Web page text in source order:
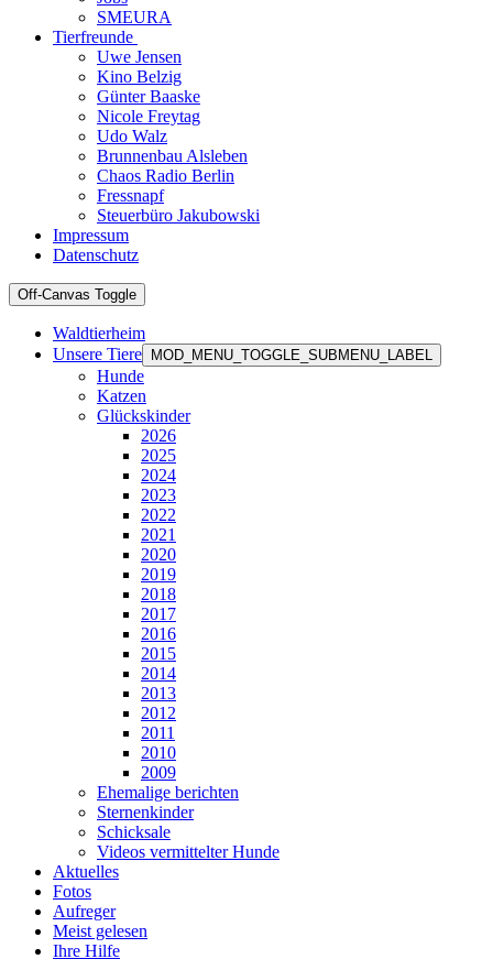
SMEURA
Tierfreunde
Uwe Jensen
Kino Belzig
Günter Baaske
Nicole Freytag
Udo Walz
Brunnenbau Alsleben
Chaos Radio Berlin
Fressnapf
Steuerbüro Jakubowski
Impressum
Datenschutz
Off-Canvas Toggle
Waldtierheim
Unsere Tiere
MOD_MENU_TOGGLE_SUBMENU_LABEL
Hunde
Katzen
Glückskinder
2026
2025
2024
2023
2022
2021
2020
2019
2018
2017
2016
2015
2014
2013
2012
2011
2010
2009
Ehemalige berichten
Sternenkinder
Schicksale
Videos vermittelter Hunde
Aktuelles
Fotos
Aufreger
Meist gelesen
Ihre Hilfe